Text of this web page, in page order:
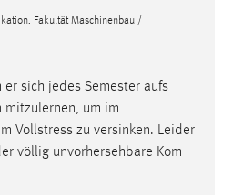
Fakultät Maschinenbau /
er sich jedes Semester aufs
mitzulernen, um im
Vollstress zu versinken. Leider
völlig unvorhersehbare Kom